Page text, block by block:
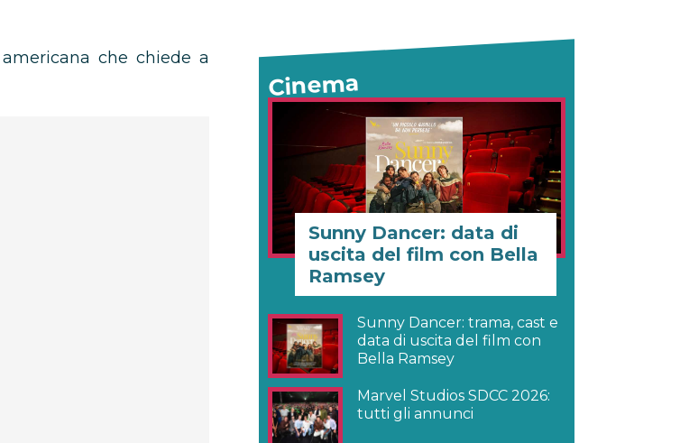
che chiede a
Cinema
Sunny Dancer: data di
uscita del film con Bella
Ramsey
Sunny Dancer: trama, cast e
data di uscita del film con
Bella Ramsey
Marvel Studios SDCC 2026:
tutti gli annunci